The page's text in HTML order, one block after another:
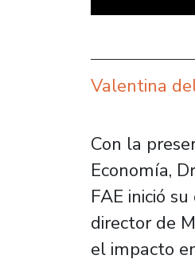
Valentina
Con la
Economía,
FAE inició
director de
el impacto